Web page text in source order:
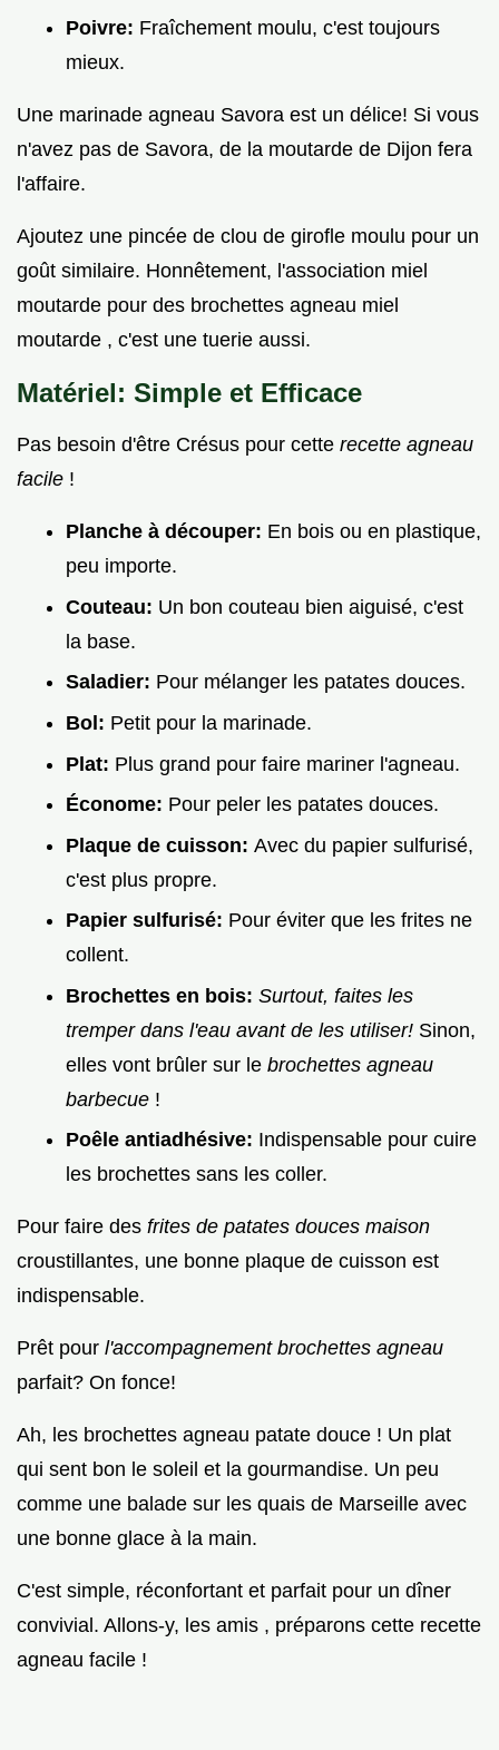
Poivre: Fraîchement moulu, c'est toujours
mieux.
Une marinade agneau Savora est un délice! Si vous
n'avez pas de Savora, de la moutarde de Dijon fera
l'affaire.
Ajoutez une pincée de clou de girofle moulu pour un
goût similaire. Honnêtement, l'association miel
moutarde pour des brochettes agneau miel
moutarde , c'est une tuerie aussi.
Matériel: Simple et Efficace
Pas besoin d'être Crésus pour cette recette agneau
facile !
Planche à découper: En bois ou en plastique,
peu importe.
Couteau: Un bon couteau bien aiguisé, c'est
la base.
Saladier: Pour mélanger les patates douces.
Bol: Petit pour la marinade.
Plat: Plus grand pour faire mariner l'agneau.
Économe: Pour peler les patates douces.
Plaque de cuisson: Avec du papier sulfurisé,
c'est plus propre.
Papier sulfurisé: Pour éviter que les frites ne
collent.
Brochettes en bois: Surtout, faites les
tremper dans l'eau avant de les utiliser! Sinon,
elles vont brûler sur le brochettes agneau
barbecue !
Poêle antiadhésive: Indispensable pour cuire
les brochettes sans les coller.
Pour faire des frites de patates douces maison
croustillantes, une bonne plaque de cuisson est
indispensable.
Prêt pour l'accompagnement brochettes agneau
parfait? On fonce!
Ah, les brochettes agneau patate douce ! Un plat
qui sent bon le soleil et la gourmandise. Un peu
comme une balade sur les quais de Marseille avec
une bonne glace à la main.
C'est simple, réconfortant et parfait pour un dîner
convivial. Allons-y, les amis , préparons cette recette
agneau facile !